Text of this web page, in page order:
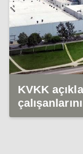
KVKK